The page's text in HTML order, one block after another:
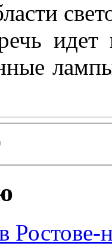
Ростове-